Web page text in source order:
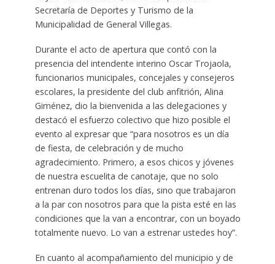
Secretaría de Deportes y Turismo de la
Municipalidad de General Villegas.
Durante el acto de apertura que contó con la
presencia del intendente interino Oscar Trojaola,
funcionarios municipales, concejales y consejeros
escolares, la presidente del club anfitrión, Alina
Giménez, dio la bienvenida a las delegaciones y
destacó el esfuerzo colectivo que hizo posible el
evento al expresar que “para nosotros es un día
de fiesta, de celebración y de mucho
agradecimiento. Primero, a esos chicos y jóvenes
de nuestra escuelita de canotaje, que no solo
entrenan duro todos los días, sino que trabajaron
a la par con nosotros para que la pista esté en las
condiciones que la van a encontrar, con un boyado
totalmente nuevo. Lo van a estrenar ustedes hoy”.
En cuanto al acompañamiento del municipio y de